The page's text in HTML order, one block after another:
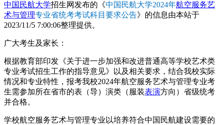
中国民航大学招生网发布的《中国民航大学2024年航空服务艺
术与管理专业省统考考试科目要求公告》的信息由本站于
2023/11/5 7:00:06整理提供。
广大考生及家长：
根据教育部印发《关于进一步加强和改进普通高等学校艺术类
专业考试招生工作的指导意见》以及相关要求，结合我校实际
情况和专业特性，报考我校2024年航空服务艺术与管理专业考
生需参加所在省市的表（导）演类（服装表演方向）省级统考
并合格。
学校航空服务艺术与管理专业以培养符合中国民航建设需要的